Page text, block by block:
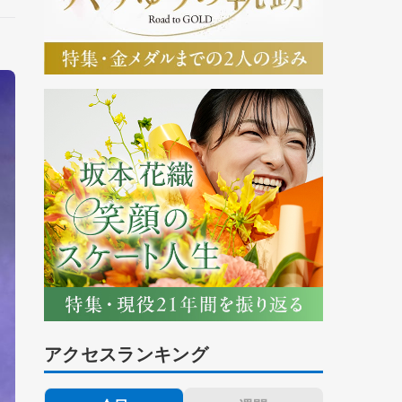
アクセスランキング